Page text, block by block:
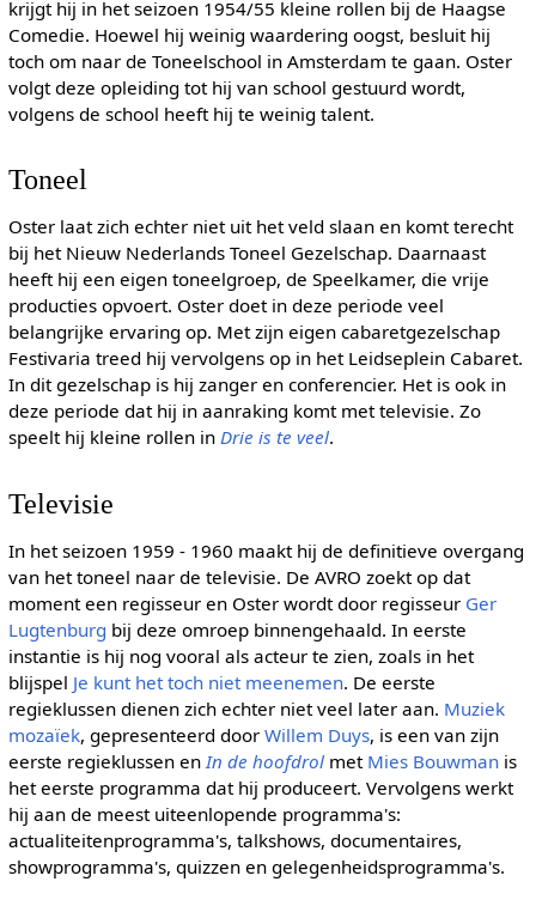
krijgt hij in het seizoen 1954/55 kleine rollen bij de Haagse
Comedie. Hoewel hij weinig waardering oogst, besluit hij
toch om naar de Toneelschool in Amsterdam te gaan. Oster
volgt deze opleiding tot hij van school gestuurd wordt,
volgens de school heeft hij te weinig talent.
Toneel
Oster laat zich echter niet uit het veld slaan en komt terecht
bij het Nieuw Nederlands Toneel Gezelschap. Daarnaast
heeft hij een eigen toneelgroep, de Speelkamer, die vrije
producties opvoert. Oster doet in deze periode veel
belangrijke ervaring op. Met zijn eigen cabaretgezelschap
Festivaria treed hij vervolgens op in het Leidseplein Cabaret.
In dit gezelschap is hij zanger en conferencier. Het is ook in
deze periode dat hij in aanraking komt met televisie. Zo
speelt hij kleine rollen in Drie is te veel.
Televisie
In het seizoen 1959 - 1960 maakt hij de definitieve overgang
van het toneel naar de televisie. De AVRO zoekt op dat
moment een regisseur en Oster wordt door regisseur Ger
Lugtenburg bij deze omroep binnengehaald. In eerste
instantie is hij nog vooral als acteur te zien, zoals in het
blijspel Je kunt het toch niet meenemen. De eerste
regieklussen dienen zich echter niet veel later aan. Muziek
mozaïek, gepresenteerd door Willem Duys, is een van zijn
eerste regieklussen en In de hoofdrolmet Mies Bouwmanis
het eerste programma dat hij produceert. Vervolgens werkt
hij aan de meest uiteenlopende programma's:
actualiteitenprogramma's, talkshows, documentaires,
showprogramma's, quizzen en gelegenheidsprogramma's.